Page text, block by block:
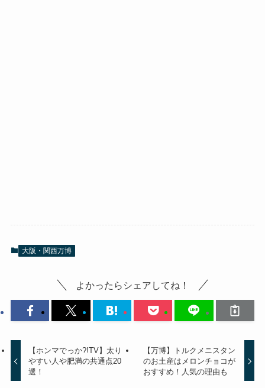
大阪・関西万博
よかったらシェアしてね！
【ホンマでっか?!TV】太り
やすい人や肥満の共通点20
選！
【万博】トルクメニスタン
のお土産はメロンチョコが
おすすめ！人気の理由も